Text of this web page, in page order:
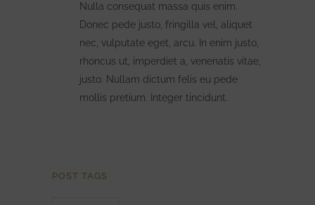
Nulla consequat massa quis enim.
Donec pede justo, fringilla vel, aliquet
nec, vulputate eget, arcu. In enim justo,
rhoncus ut, imperdiet a, venenatis vitae,
justo. Nullam dictum felis eu pede
mollis pretium. Integer tincidunt.
POST TAGS